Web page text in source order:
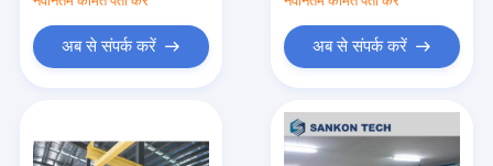
अब से संपर्क करें अब से संपर्क करें